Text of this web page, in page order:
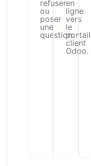
refuser
ou
poser
une
question.
en
ligne
vers
le
portail
client
Odoo.